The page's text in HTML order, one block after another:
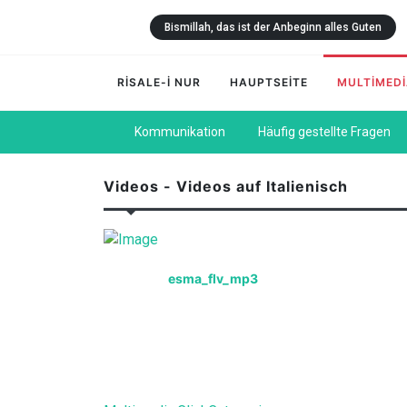
Bismillah, das ist der Anbeginn alles Guten
RİSALE-İ NUR HAUPTSEİTE
Kommunikation Häufig gestellte Fragen
Videos - Videos auf Italienisch
esma_flv_mp3